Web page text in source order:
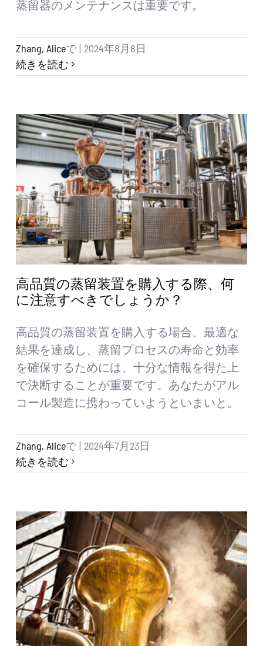
蒸留器のメンテナンスは重要です。
Zhang, Aliceで | 2024年8月8日
続きを読む
高品質の蒸留装置を購入する際、何
に注意すべきでしょうか？
高品質の蒸留装置を購入する場合、最適な
結果を達成し、蒸留プロセスの寿命と効率
を確保するためには、十分な情報を得た上
で決断することが重要です。あなたがアル
コール製造に携わっていようといまいと。
Zhang, Aliceで | 2024年7月23日
続きを読む